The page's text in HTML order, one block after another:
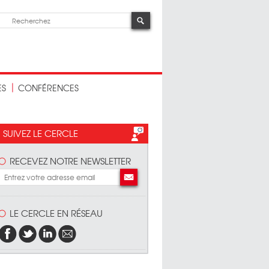
CONFÉRENCES
SUIVEZ LE CERCLE
RECEVEZ NOTRE NEWSLETTER
LE CERCLE EN RÉSEAU